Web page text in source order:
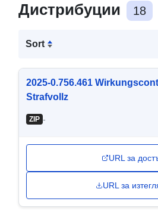
Дистрибуции 18
Sort
2025-0.756.461
Strafvollz
ZIP -
URL за
URL за